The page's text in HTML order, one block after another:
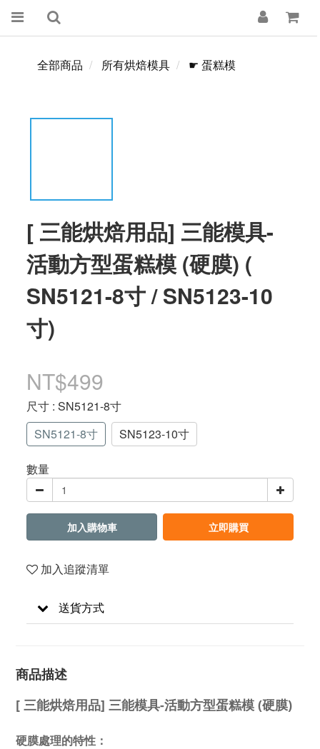
全部商品 所有烘焙模具 ☛ 蛋糕模
[ 三能烘焙用品] 三能模具-
活動方型蛋糕模 (硬膜) (
SN5121-8寸 / SN5123-10
寸)
NT$499
尺寸 : SN5121-8寸
SN5121-8寸
SN5123-10寸
數量
加入購物車 立即購買
加入追蹤清單
送貨方式
商品描述
[ 三能烘焙用品] 三能模具-活動方型蛋糕模 (硬膜)
硬膜處理的特性：